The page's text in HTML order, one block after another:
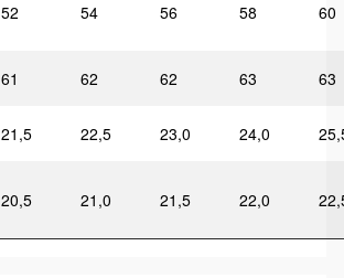
52 54 56 58 60
61 62 62 63
63
21,5 22,5 23,0 24,0
20,5 21,0 21,5 22,0